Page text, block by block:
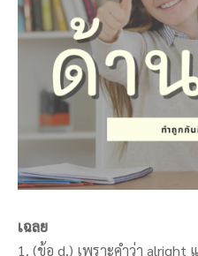
เฉลย
1. (ข้อ d.) เพราะคำว่า